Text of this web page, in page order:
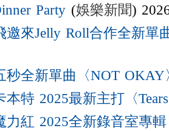
Party (娛樂新聞)
邀來Jelly Roll合作全新單
秒全新單曲〈NOT OKAY
特 2025最新主打〈
力紅 2025全新錄音室專